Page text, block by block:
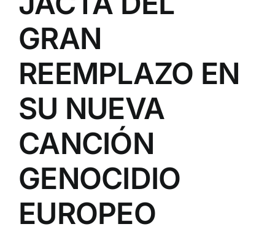
GRAN
REEMPLAZO EN
SU NUEVA
CANCIÓN
GENOCIDIO
EUROPEO